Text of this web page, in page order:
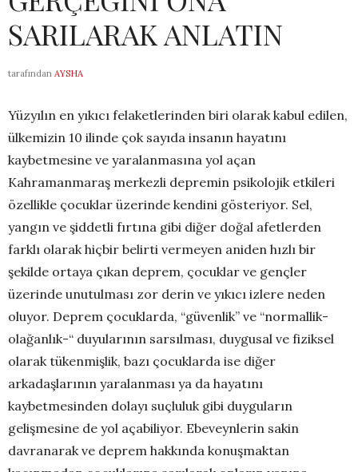
SARILARAK ANLATIN
tarafından AYSHA
Yüzyılın en yıkıcı felaketlerinden biri olarak kabul edilen,
ülkemizin 10 ilinde çok sayıda insanın hayatını
kaybetmesine ve yaralanmasına yol açan
Kahramanmaraş merkezli depremin psikolojik etkileri
özellikle çocuklar üzerinde kendini gösteriyor. Sel,
yangın ve şiddetli fırtına gibi diğer doğal afetlerden
farklı olarak hiçbir belirti vermeyen aniden hızlı bir
şekilde ortaya çıkan deprem, çocuklar ve gençler
üzerinde unutulması zor derin ve yıkıcı izlere neden
oluyor. Deprem çocuklarda, “güvenlik” ve “normallik-
olağanlık-“ duyularının sarsılması, duygusal ve fiziksel
olarak tükenmişlik, bazı çocuklarda ise diğer
arkadaşlarının yaralanması ya da hayatını
kaybetmesinden dolayı suçluluk gibi duyguların
gelişmesine de yol açabiliyor. Ebeveynlerin sakin
davranarak ve deprem hakkında konuşmaktan